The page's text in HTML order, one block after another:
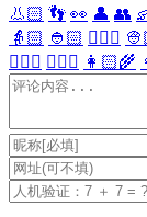
👃🏻 👣 👀 👤 👥
👵🏻 👲🏻 👳🏻‍♀️
👩🏻‍⚕️ 👨🏻‍⚕️ 👩🏻‍🌾